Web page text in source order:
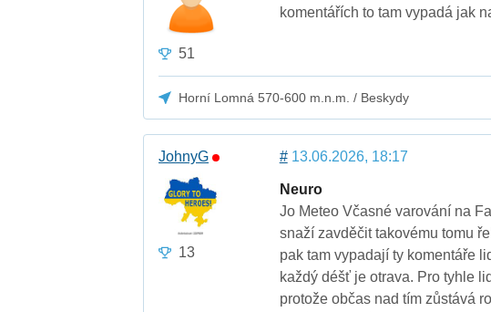
51
komentářích to tam vypadá jak
Horní Lomná 570-600 m.n.m. / Beskydy
JohnyG
13
#13.06.2026, 18:17
Neuro
Jo Meteo Včasné varování na
snaží zavděčit takovému tomu
pak tam vypadají ty komentáře
každý déšť je otrava. Pro tyhle
protože občas nad tím zůstává